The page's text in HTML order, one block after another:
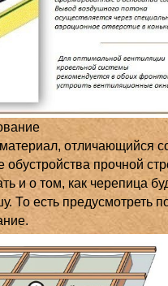
отличающийся
обустройства прочной
и о том, как черепица
То есть предусмотреть